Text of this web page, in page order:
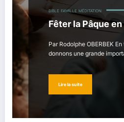
BIBLE FAMILLE MÉDITATION
Fêter la Pâque
Par Rodolphe OBERBEK
donnons une grande
Lire la suite